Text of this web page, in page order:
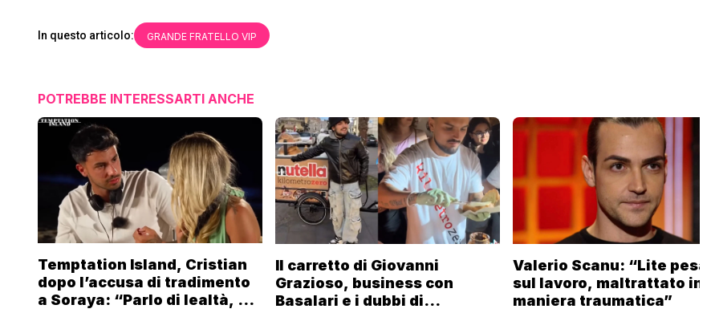
In questo articolo: GRANDE FRATELLO VIP
POTREBBE INTERESSARTI ANCHE
Temptation Island, Cristian
dopo l’accusa di tradimento
a Soraya: “Parlo di lealtà, ma
Il carretto di Giovanni
Grazioso, business con
Basalari e i dubbi di
Valerio Scanu: “Lite
sul lavoro, maltrattato in
maniera traumatica”